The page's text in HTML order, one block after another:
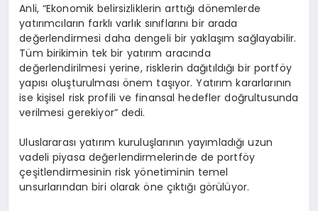
Anli, “Ekonomik belirsizliklerin arttığı dönemlerde
yatırımcıların farklı varlık sınıflarını bir arada
değerlendirmesi daha dengeli bir yaklaşım sağlayabilir.
Tüm birikimin tek bir yatırım aracında
değerlendirilmesi yerine, risklerin dağıtıldığı bir portföy
yapısı oluşturulması önem taşıyor. Yatırım kararlarının
ise kişisel risk profili ve finansal hedefler doğrultusunda
verilmesi gerekiyor” dedi.
Uluslararası yatırım kuruluşlarının yayımladığı uzun
vadeli piyasa değerlendirmelerinde de portföy
çeşitlendirmesinin risk yönetiminin temel
unsurlarından biri olarak öne çıktığı görülüyor.